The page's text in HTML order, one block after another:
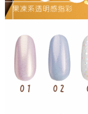
購買商品的店家。未經商家
後付繳納相關費用。
客戶支援中心」https://
【注意事項】
１．透過由恩沛科技股份有
易，需依本服務之必要範圍
權轉讓予恩沛科技股份有限
２．關於個人資料處理事宜
7-11取貨付款
付款後7-11取貨
每筆NT$65，滿NT$499(
宅配
每筆NT$85，滿NT$499(